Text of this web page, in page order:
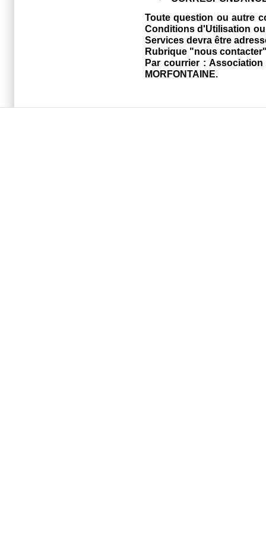
Toute question ou autre
Conditions d'Utilisation
Services devra être
Rubrique "nous
Par courrier :
MORFONTAINE.